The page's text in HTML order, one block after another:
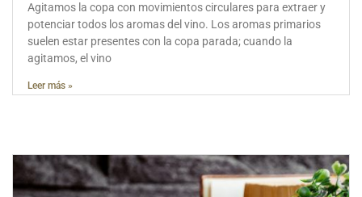
Agitamos la copa con movimientos circulares para extraer y
potenciar todos los aromas del vino. Los aromas primarios
suelen estar presentes con la copa parada; cuando la
agitamos, el vino
Leer más »